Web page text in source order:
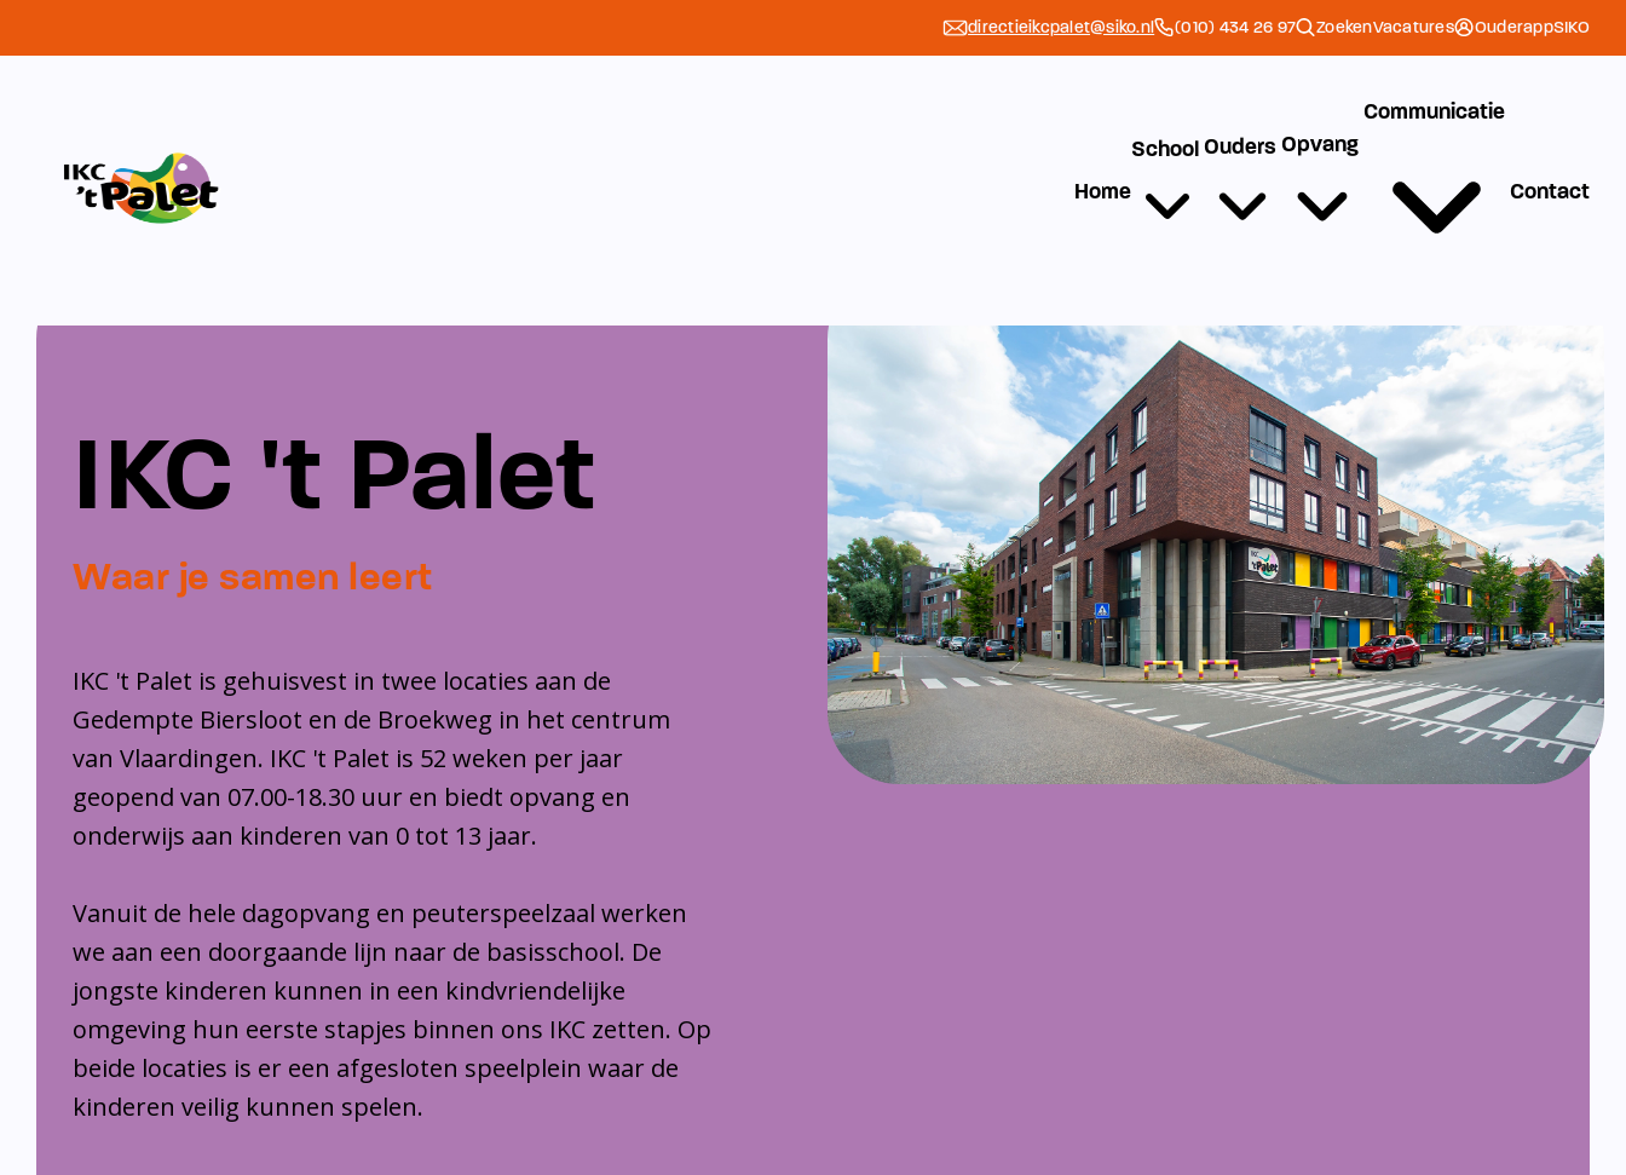
directieikcpalet@siko.nl (010) 434 26 97 ZoekenVacatures OuderappSIKO
Home
School Ouders Opvang
Communicatie
Contact
IKC 't Palet
Waar je samen leert
IKC 't Palet is gehuisvest in twee locaties aan de
Gedempte Biersloot en de Broekweg in het centrum
van Vlaardingen. IKC 't Palet is 52 weken per jaar
geopend van 07.00-18.30 uur en biedt opvang en
onderwijs aan kinderen van 0 tot 13 jaar.
Vanuit de hele dagopvang en peuterspeelzaal werken
we aan een doorgaande lijn naar de basisschool. De
jongste kinderen kunnen in een kindvriendelijke
omgeving hun eerste stapjes binnen ons IKC zetten. Op
beide locaties is er een afgesloten speelplein waar de
kinderen veilig kunnen spelen.